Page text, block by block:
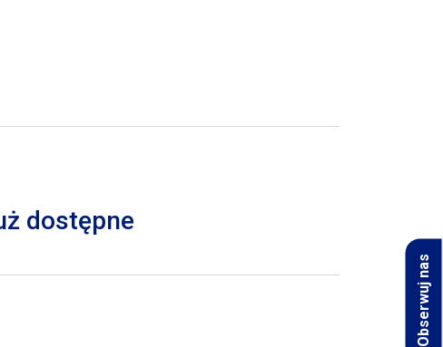
Obserwuj nas
dostępne